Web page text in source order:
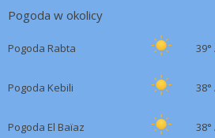
Pogoda w okolicy
Pogoda Rabta 39°
Pogoda Kebili 38°
Pogoda El Baïaz 38°